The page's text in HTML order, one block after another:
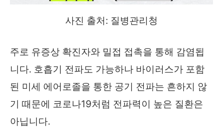
사진 출처: 질병관리청
주로 유증상 확진자와 밀접 접촉을 통해 감염됩
니다. 호흡기 전파도 가능하나 바이러스가 포함
된 미세 에어로졸을 통한 공기 전파는 흔하지 않
기 때문에 코로나19처럼 전파력이 높은 질환은
아닙니다.